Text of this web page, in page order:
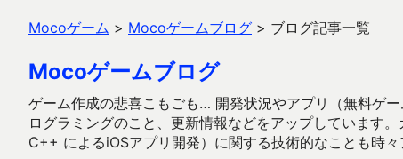
Mocoゲーム > Mocoゲームブログ > ブログ記事一覧
Mocoゲームブログ
ゲーム作成の悲喜こもごも… 開発状況やアプリ（無料ゲ
ログラミングのこと、更新情報などをアップしていま
C++ によるiOSアプリ開発）に関する技術的なことも時々